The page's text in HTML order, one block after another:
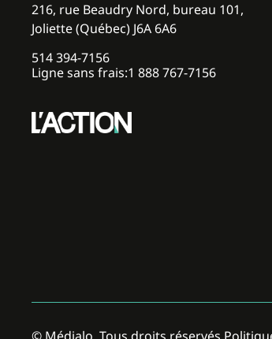
216, rue Beaudry Nord, bureau 101,
Joliette (Québec) J6A 6A6
514 394-7156
Ligne sans frais:1 888 767-7156